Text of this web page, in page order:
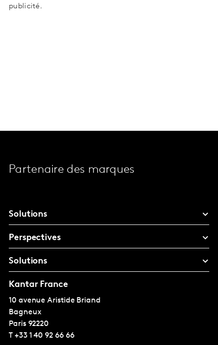
publicité.
Partenaire des marques
Solutions
Perspectives
Solutions
Kantar France
10 avenue Aristide Briand
Bagneux
Paris 92220
T +33 1 40 92 66 66